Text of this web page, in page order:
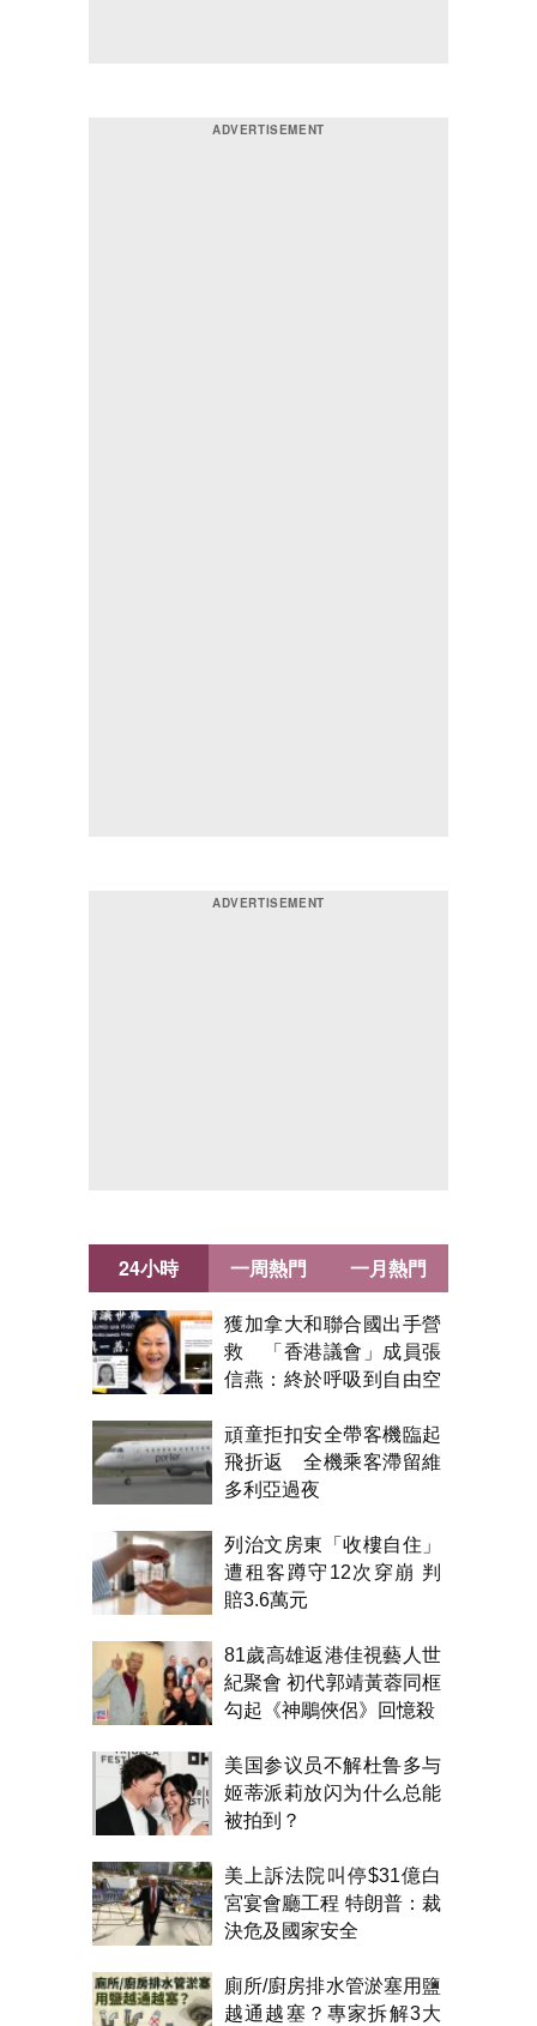
24小時
獲加拿大和聯合國出手營
救 「香港議會」成員張
信燕：終於呼吸到自由空
頑童拒扣安全帶客機臨起
飛折返 全機乘客滯留維
多利亞過夜
列治文房東「收樓自住」
遭租客蹲守12次穿崩 判
賠3.6萬元
81歲高雄返港佳視藝人世
紀聚會 初代郭靖黃蓉同框
勾起《神鵰俠侶》回憶殺
美国参议员不解杜鲁多与
姬蒂派莉放闪为什么总能
被拍到？
美上訴法院叫停$31億白
宮宴會廳工程 特朗普：裁
決危及國家安全
廁所/廚房排水管淤塞用鹽
越通越塞？專家拆解3大
一周熱門 一月熱門